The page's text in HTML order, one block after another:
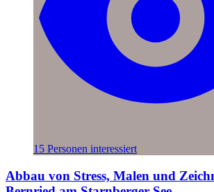
15 Personen interessiert
Abbau von Stress, Malen und